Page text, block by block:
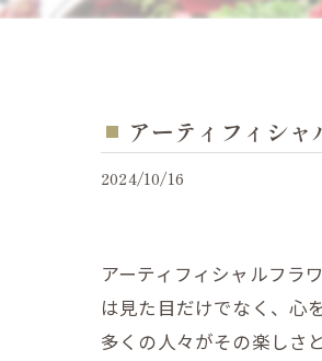
アーティフィシ
2024/10/16
アーティフィシャルフラ
は見た目だけでなく、心
多くの人々がその楽しさ